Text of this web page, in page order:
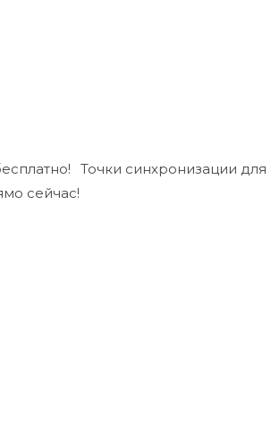
синхронизации для
сейчас!